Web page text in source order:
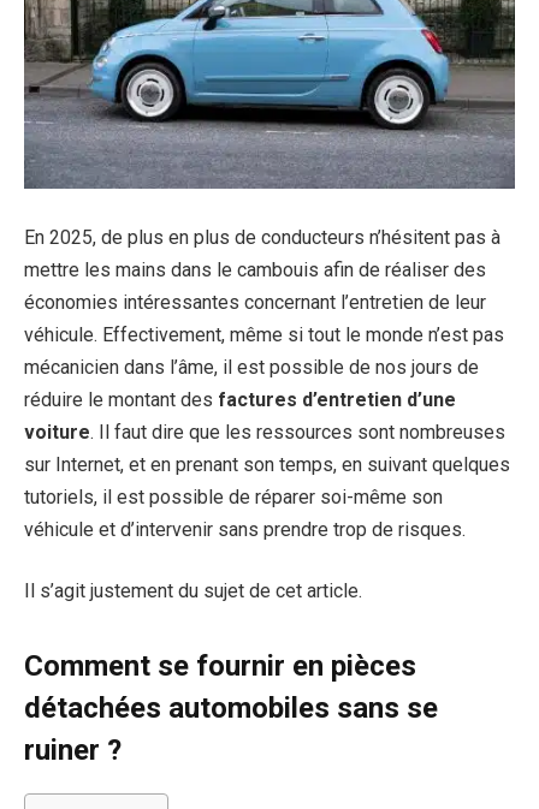
En 2025, de plus en plus de conducteurs n’hésitent pas à
mettre les mains dans le cambouis afin de réaliser des
économies intéressantes concernant l’entretien de leur
véhicule. Effectivement, même si tout le monde n’est pas
mécanicien dans l’âme, il est possible de nos jours de
réduire le montant des factures d’entretien d’une
voiture. Il faut dire que les ressources sont nombreuses
sur Internet, et en prenant son temps, en suivant quelques
tutoriels, il est possible de réparer soi-même son
véhicule et d’intervenir sans prendre trop de risques.
Il s’agit justement du sujet de cet article.
Comment se fournir en pièces
détachées automobiles sans se
ruiner ?